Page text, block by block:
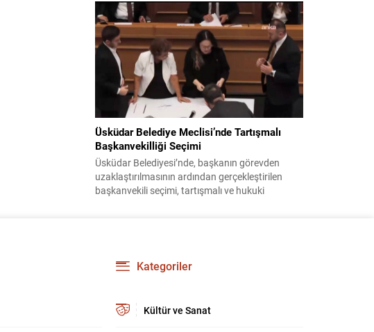
Toplantı sonrası yayımlanan sekiz maddelik
bildiri, ülke güvenliği ve bölgesel gelişmelere dair
değerlendirmeleri içermektedir. Yaklaşık 2 saat
15 dakika süren oturumun sonuç metninde;
terörle mücadele, bölgesel istikrar,...
Üsküdar Belediye Meclisi’nde Tartışmalı
Başkanvekilliği Seçimi
Üsküdar Belediyesi’nde, başkanın görevden
uzaklaştırılmasının ardından gerçekleştirilen
başkanvekili seçimi, tartışmalı ve hukuki
kamuoyunda tepkilere yol açtı. Seçim sürecinde
yaşanan gelişmeler, parti grupları arasındaki
Kategoriler
Kültür ve Sanat